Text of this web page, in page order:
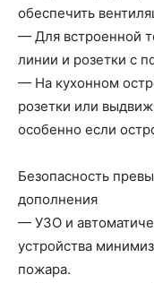
обеспечить
— Для встроенной
линии и розетки с
— На кухонном
розетки или
особенно если
Безопасность
дополнения
— УЗО и
устройства
пожара.